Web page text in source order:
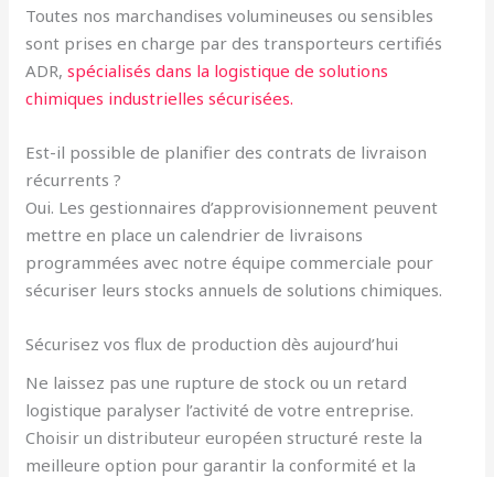
Toutes nos marchandises volumineuses ou sensibles
sont prises en charge par des transporteurs certifiés
ADR,spécialisés dans la logistique de solutions
chimiques industrielles sécurisées.
Est-il possible de planifier des contrats de livraison
récurrents ?
Oui. Les gestionnaires d’approvisionnement peuvent
mettre en place un calendrier de livraisons
programmées avec notre équipe commerciale pour
sécuriser leurs stocks annuels de solutions chimiques.
Sécurisez vos flux de production dès aujourd’hui
Ne laissez pas une rupture de stock ou un retard
logistique paralyser l’activité de votre entreprise.
Choisir un distributeur européen structuré reste la
meilleure option pour garantir la conformité et la